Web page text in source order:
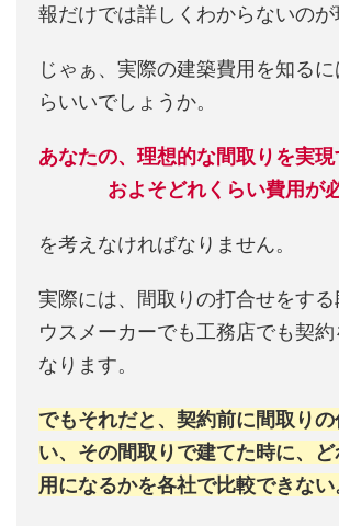
報だけでは詳しくわからないのが
じゃぁ、実際の建築費用を知る
らいいでしょうか。
あなたの、理想的な間取りを実
およそどれくらい費用が
を考えなければなりません。
実際には、間取りの打合せをす
ウスメーカーでも工務店でも契
なります。
でもそれだと、契約前に間取り
い、その間取りで建てた時に、
用になるかを各社で比較できない